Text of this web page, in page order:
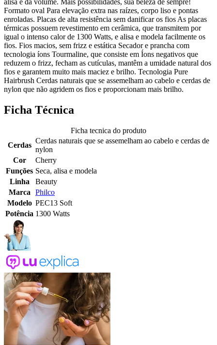
alisa e dá volume. Mais possibilidades, sua beleza de sempre!
Formato oval Para elevação extra nas raízes, corpo liso e pontas
enroladas. Placas de alta resistência sem danificar os fios As placas
térmicas possuem revestimento em cerâmica, que transmitem por
igual o intenso calor de 1300 Watts, e alisa e modela facilmente os
fios. Fios macios, sem frizz e estática Secador e prancha com
tecnologia íons Tourmaline, que consiste em Íons negativos que
reduzem o frizz, fecham as cutículas, mantêm a umidade natural dos
fios e garantem muito mais maciez e brilho. Tecnologia Pure
Hairbrush Cerdas naturais que se assemelham ao cabelo e cerdas de
nylon que não agridem os fios e proporcionam mais brilho.
Ficha Técnica
Ficha tecnica do produto
Cerdas
Cerdas naturais que se assemelham ao cabelo e cerdas de
nylon
Cor
Cherry
Funções Seca, alisa e modela
Linha
Beauty
Marca
Philco
Modelo PEC13 Soft
Potência 1300 Watts